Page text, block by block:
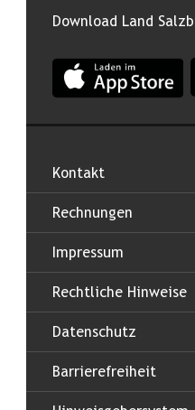
Download Land
App Land Salzburg
Kontakt
Rechnungen
Impressum
Rechtliche Hinweise
Datenschutz
Barrierefreiheit